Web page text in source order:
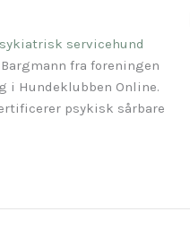
servicehund
fra foreningen
i Hundeklubben Online.
psykisk sårbare